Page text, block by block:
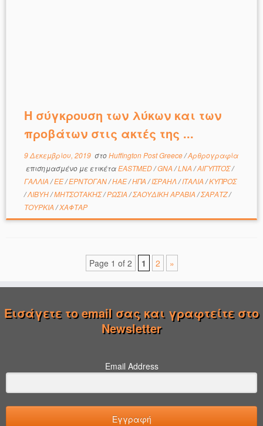
Η σύγκρουση των λύκων και των
προβάτων στις ακτές της ...
9 Δεκεμβρίου, 2019στοHuffington Post Greece/Αρθρογραφία
επισημασμένο με ετικέταEASTMED/GNA /LNA /ΑΙΓΥΠΤΟΣ/
ΓΑΛΛΙΑ /ΕΕ/ΕΡΝΤΟΓΑΝ/ΗΑΕ/ΗΠΑ /ΙΣΡΑΗΛ /ΙΤΑΛΙΑ /ΚΥΠΡΟΣ
/ΛΙΒΥΗ/ΜΗΤΣΟΤΑΚΗΣ/ΡΩΣΙΑ /ΣΑΟΥΔΙΚΗ ΑΡΑΒΙΑ /ΣΑΡΑΤΖ/
ΤΟΥΡΚΙΑ /ΧΑΦΤΑΡ
Page 1 of 2 1 2 »
Εισάγετε το email σας και γραφτείτε στο
Newsletter
Email Address
Εγγραφή